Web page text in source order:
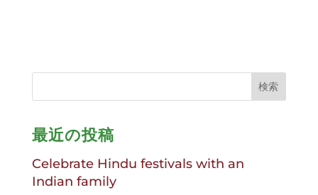
最近の投稿
Celebrate Hindu festivals with an
Indian family